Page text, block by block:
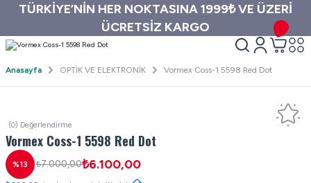
TÜRKİYE’NİN HER NOKTASINA 1999₺ VE ÜZERİ
ÜCRETSİZ KARGO
Anasayfa OPTİK VE ELEKTRONİK Vormex Coss-1 5598 Red Dot
(0) Değerlendirme
Vormex Coss-1 5598 Red Dot
%13 ₺7.000,00₺6.100,00